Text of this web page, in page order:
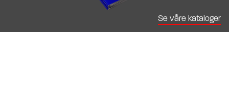
Se våre kataloger